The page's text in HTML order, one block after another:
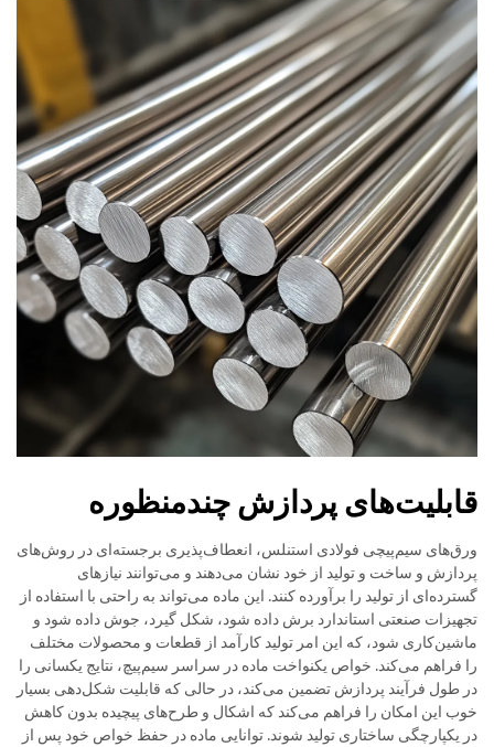
قابلیت‌های پردازش چندمنظوره
ورق‌های سیم‌پیچی فولادی استنلس، انعطاف‌پذیری برجسته‌ای در روش‌های
پردازش و ساخت و تولید از خود نشان می‌دهند و می‌توانند نیازهای
گسترده‌ای از تولید را برآورده کنند. این ماده می‌تواند به راحتی با استفاده از
تجهیزات صنعتی استاندارد برش داده شود، شکل گیرد، جوش داده شود و
ماشین‌کاری شود، که این امر تولید کارآمد از قطعات و محصولات مختلف
را فراهم می‌کند. خواص یکنواخت ماده در سراسر سیم‌پیچ، نتایج یکسانی را
در طول فرآیند پردازش تضمین می‌کند، در حالی که قابلیت شکل‌دهی بسیار
خوب این امکان را فراهم می‌کند که اشکال و طرح‌های پیچیده بدون کاهش
در یکپارچگی ساختاری تولید شوند. توانایی ماده در حفظ خواص خود پس از